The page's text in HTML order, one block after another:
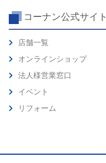
コーナン公式サイト
店舗一覧
オンラインショップ
法人様営業窓口
イベント
リフォーム